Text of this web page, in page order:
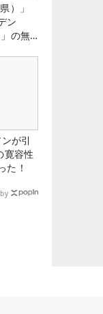
）」
ン
の無
が引
寛容性
た！